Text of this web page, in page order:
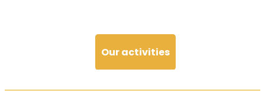
Our activities